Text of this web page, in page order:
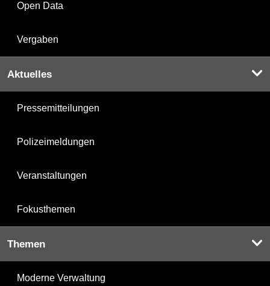
Open Data
Vergaben
Aktuelles
Pressemitteilungen
Polizeimeldungen
Veranstaltungen
Fokusthemen
Themen
Moderne Verwaltung